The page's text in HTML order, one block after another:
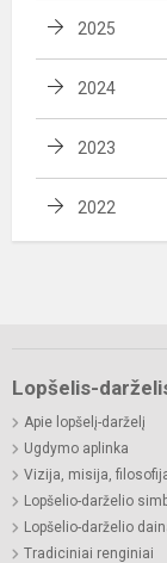
2025
2024
2023
2022
Lopšelis-
Apie lopšelį-darželį
Ugdymo aplinka
Vizija, misija,
Lopšelio-darželio
Lopšelio-darželio
Tradiciniai renginiai